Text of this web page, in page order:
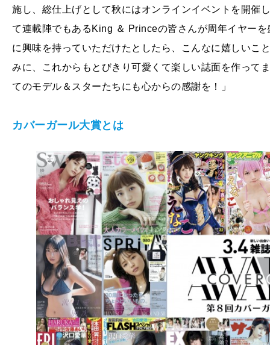
施し、総仕上げとして秋にはオンラインイベントを開催
て連載陣でもあるKing ＆ Princeの皆さんが周年イヤー
に興味を持っていただけたとしたら、こんなに嬉しいこ
みに、これからもとびきり可愛くて楽しい誌面を作って
てのモデル＆スターたちにも心からの感謝を！」
カバーガール大賞とは